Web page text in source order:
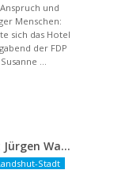
und
Menschen:
sich das Hotel
der FDP
...
FDP-OB-Kandidat Jürgen Wachter: „Politik auf Pump ist unsozial“
Stadt